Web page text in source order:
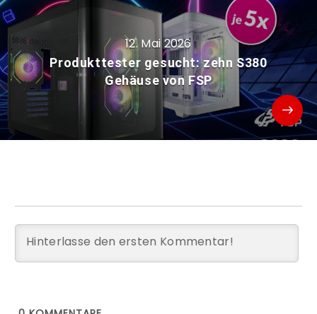
12. Mai 2026
Produkttester gesucht: zehn S380
Gehäuse von FSP